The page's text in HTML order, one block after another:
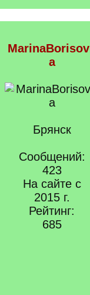
a
Брянск
Сообщений:
423
На сайте с
2015 г.
Рейтинг:
685